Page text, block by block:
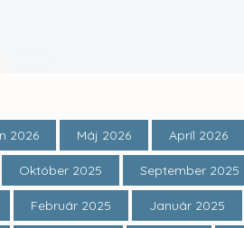
2026 Máj 2026 Apríl 2026
Október 2025 September 2025
Február 2025 Január 2025